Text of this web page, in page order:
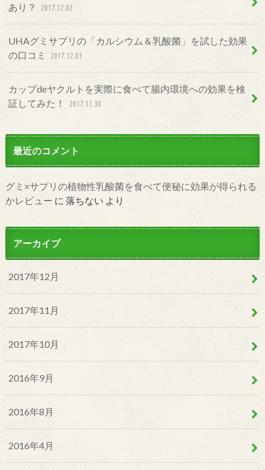
あり？ 2017.12.02
UHAグミサプリの「カルシウム＆乳酸菌」を試した効果
の口コミ
2017.12.01
カップdeヤクルトを実際に食べて腸内環境への効果を検
証してみた！
2017.11.30
最近のコメント
グミ×サプリの植物性乳酸菌を食べて便秘に効果が得られる
かレビュー に 落ちない より
アーカイブ
2017年12月
2017年11月
2017年10月
2016年9月
2016年8月
2016年4月